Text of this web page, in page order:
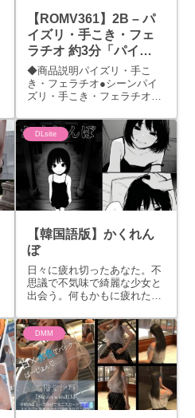
【ROMV361】2B – パ
イズリ・手こき・フェ
ラチオ 約3分「パイズ
リは難しい」
◆商品説明パイズリ・手こ
き・フェラチオ●シーンパイ
ズリ・手こき・フェラチオ
rosesikouXYouTube…
rosesikouXvideos…
rosesikou◆ストーリー希望
のキャラがいたらコメント...
DLsite
【韓国語版】かくれん
ぼ
日々に疲れ切ったあなた。不
思議で不気味で綺麗な少女と
出会う。何もかもに疲れたあ
ラしていると何かを見つけて
しまうかもしれません。どこ
か不気味で不思議な女の子と
出会うあなた。何故かこの子
が欲しいと強く思い、何故か
それに...
DMM